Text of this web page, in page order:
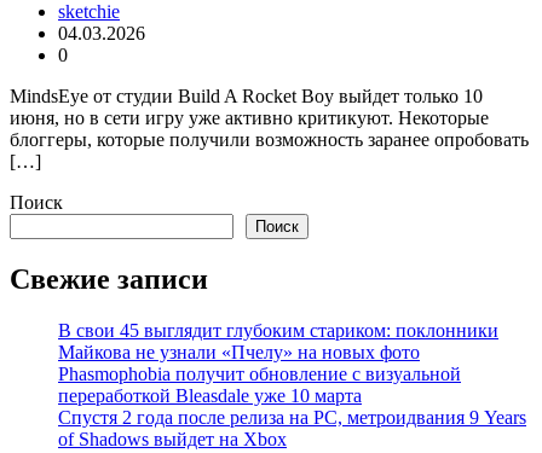
sketchie
04.03.2026
0
MindsEye от студии Build A Rocket Boy выйдет только 10
июня, но в сети игру уже активно критикуют. Некоторые
блоггеры, которые получили возможность заранее опробовать
[…]
Поиск
Поиск
Свежие записи
В свои 45 выглядит глубоким стариком: поклонники
Майкова не узнали «Пчелу» на новых фото
Phasmophobia получит обновление с визуальной
переработкой Bleasdale уже 10 марта
Спустя 2 года после релиза на PC, метроидвания 9 Years
of Shadows выйдет на Xbox